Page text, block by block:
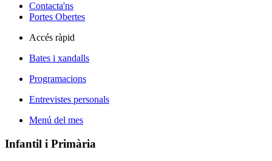
Contacta'ns
Portes Obertes
Accés ràpid
Bates i xandalls
Programacions
Entrevistes personals
Menú del mes
Infantil i Primària